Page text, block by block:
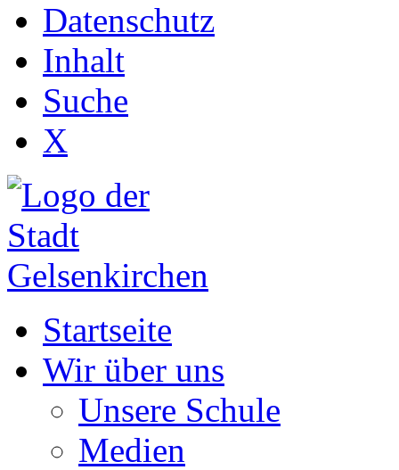
Datenschutz
Inhalt
Suche
X
Startseite
Wir über uns
Unsere Schule
Medien